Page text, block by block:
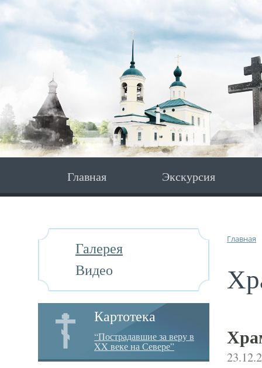
Главная Экскурсия
Галерея
Видео
Картотека
“Пострадавшие за веру в
XX веке на Севере”
Главная